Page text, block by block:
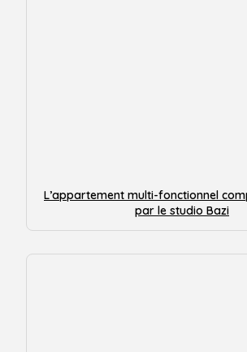
L’appartement multi-fonctionnel
par le studio Bazi